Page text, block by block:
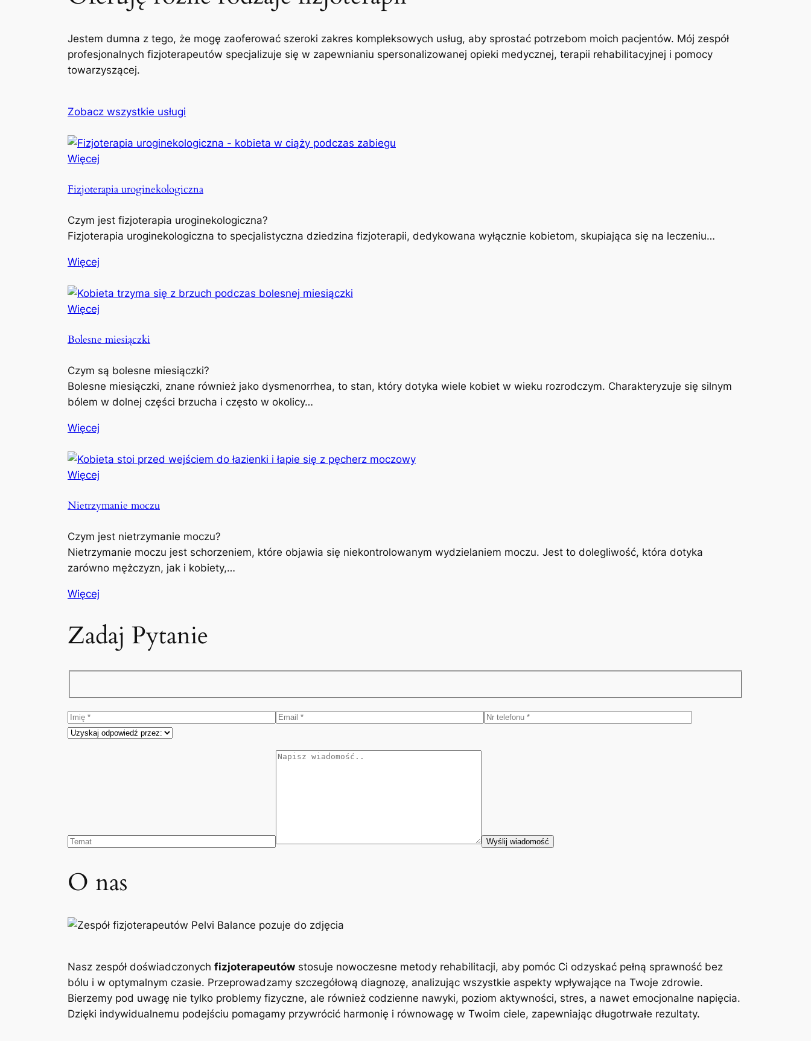
Jestem dumna z tego, że mogę zaoferować szeroki zakres kompleksowych usług, aby sprostać potrzebom moich pacjentów. Mój zespół
profesjonalnych fizjoterapeutów specjalizuje się w zapewnianiu spersonalizowanej opieki medycznej, terapii rehabilitacyjnej i pomocy
towarzyszącej.
Zobacz wszystkie usługi
Więcej
Fizjoterapia uroginekologiczna
Czym jest fizjoterapia uroginekologiczna?
Fizjoterapia uroginekologiczna to specjalistyczna dziedzina fizjoterapii, dedykowana wyłącznie kobietom, skupiająca się na leczeniu…
Więcej
Więcej
Bolesne miesiączki
Czym są bolesne miesiączki?
Bolesne miesiączki, znane również jako dysmenorrhea, to stan, który dotyka wiele kobiet w wieku rozrodczym. Charakteryzuje się silnym
bólem w dolnej części brzucha i często w okolicy…
Więcej
Więcej
Nietrzymanie moczu
Czym jest nietrzymanie moczu?
Nietrzymanie moczu jest schorzeniem, które objawia się niekontrolowanym wydzielaniem moczu. Jest to dolegliwość, która dotyka
zarówno mężczyzn, jak i kobiety,…
Więcej
Zadaj Pytanie
O nas
Nasz zespół doświadczonych fizjoterapeutów stosuje nowoczesne metody rehabilitacji, aby pomóc Ci odzyskać pełną sprawność bez
bólu i w optymalnym czasie. Przeprowadzamy szczegółową diagnozę, analizując wszystkie aspekty wpływające na Twoje zdrowie.
Bierzemy pod uwagę nie tylko problemy fizyczne, ale również codzienne nawyki, poziom aktywności, stres, a nawet emocjonalne napięcia.
Dzięki indywidualnemu podejściu pomagamy przywrócić harmonię i równowagę w Twoim ciele, zapewniając długotrwałe rezultaty.